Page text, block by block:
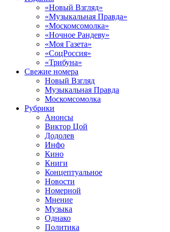
«Новый Взгляд»
«Музыкальная Правда»
«Москомсомолка»
«Ночное Рандеву»
«Моя Газета»
«СоцРоссия»
«Трибуна»
Свежие номера
Новый Взгляд
Музыкальная Правда
Москомсомолка
Рубрики
Анонсы
Виктор Цой
Додолев
Инфо
Кино
Книги
Концептуальное
Новости
Номерной
Мнение
Музыка
Однако
Политика